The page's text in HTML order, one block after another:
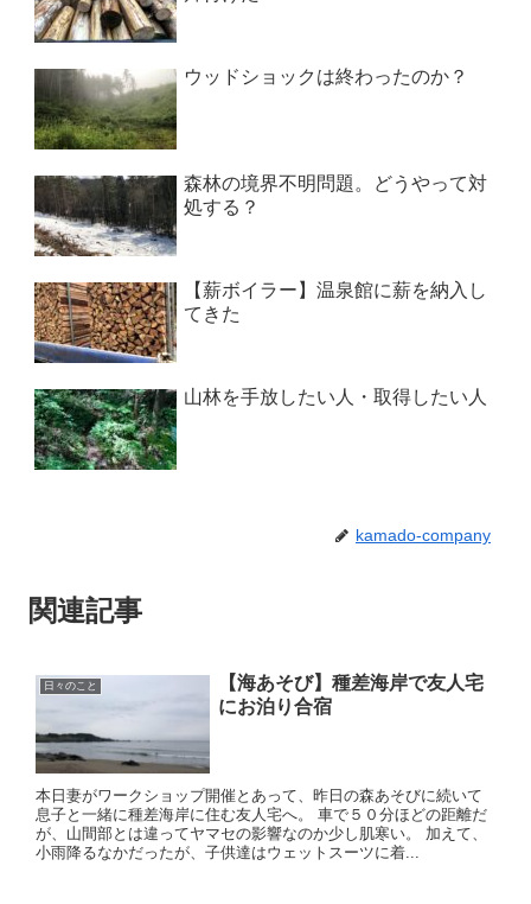
ウッドショックは終わったのか？
森林の境界不明問題。どうやって対
処する？
【薪ボイラー】温泉館に薪を納入し
てきた
山林を手放したい人・取得したい人
kamado-company
関連記事
日々のこと
【海あそび】種差海岸で友人宅
にお泊り合宿
本日妻がワークショップ開催とあって、昨日の森あそびに続いて
息子と一緒に種差海岸に住む友人宅へ。 車で５０分ほどの距離だ
が、山間部とは違ってヤマセの影響なのか少し肌寒い。 加えて、
小雨降るなかだったが、子供達はウェットスーツに着...